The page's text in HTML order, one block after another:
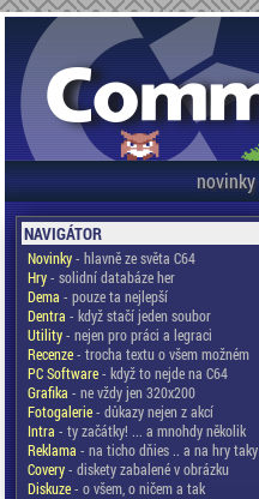
novinky
NAVIGÁTOR
Novinky- hlavně ze světa C64
Hry- solidní databáze her
Dema - pouze ta nejlepší
Dentra - když stačí jeden soubor
Utility- nejen pro práci a legraci
Recenze- trocha textu o všem možném
PC Software- když to nejde na C64
Grafika - ne vždy jen 320x200
Fotogalerie- důkazy nejen z akcí
Intra - ty začátky! ... a mnohdy několik
Reklama - na ticho dňies .. a na hry taky
Covery- diskety zabalené v obrázku
Diskuze- o všem, o ničem a tak